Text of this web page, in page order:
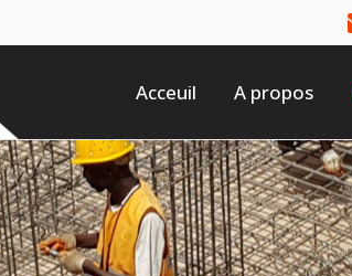
Acceuil A propos